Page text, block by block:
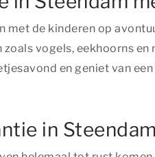
met de kinderen op
vogels, eekhoorns
en geniet van
in Steendam